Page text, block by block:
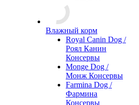
Влажный корм
Royal Canin Dog /
Роял Канин
Консервы
Monge Dog /
Монж Консервы
Farmina Dog /
Фармина
Консервы